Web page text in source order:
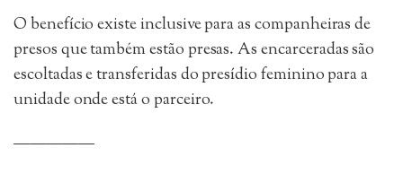
O benefício existe inclusive para as companheiras de
presos que também estão presas. As encarceradas são
escoltadas e transferidas do presídio feminino para a
unidade onde está o parceiro.
—————